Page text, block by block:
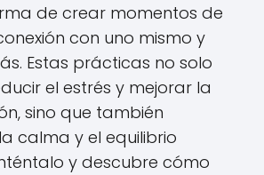
de crear momentos de
con uno mismo y
Estas prácticas no solo
el estrés y mejorar la
sino que también
calma y el equilibrio
y descubre cómo